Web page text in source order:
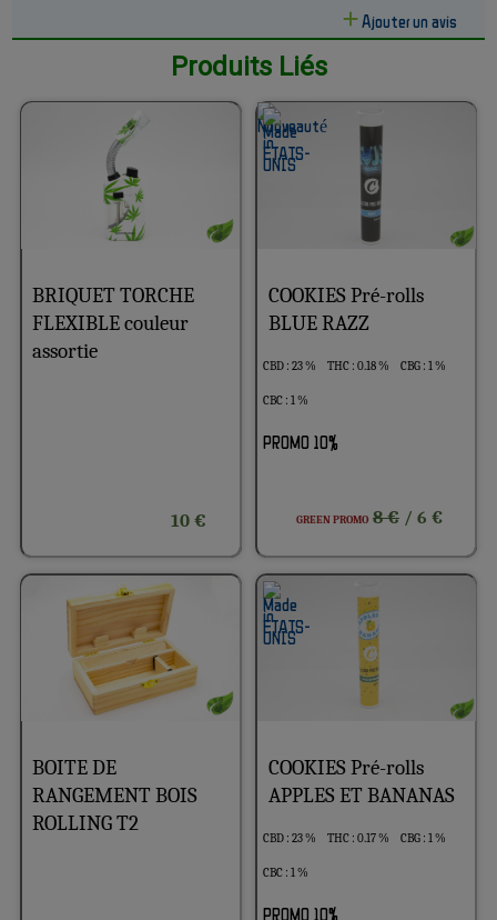
Ajouter un avis
Produits Liés
BRIQUET TORCHE
FLEXIBLE couleur
assortie
10 €
COOKIES Pré-rolls
BLUE RAZZ
CBD : 23 % THC : 0.18 % CBG : 1 %
CBC : 1 %
PROMO 10%
GREEN PROMO 8 €/ 6 €
BOITE DE
RANGEMENT BOIS
ROLLING T2
COOKIES Pré-rolls
APPLES ET BANANAS
CBD : 23 % THC : 0.17 % CBG : 1 %
CBC : 1 %
PROMO 10%